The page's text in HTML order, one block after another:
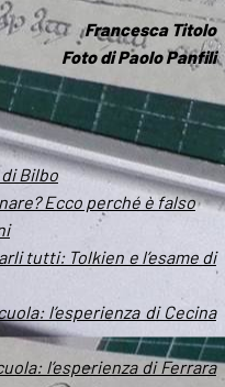
Francesca Titolo
Foto di Paolo Panfili
Bilbo
Ecco perché è falso
tutti: Tolkien e l’esame di
l’esperienza di Cecina
l’esperienza di Ferrara